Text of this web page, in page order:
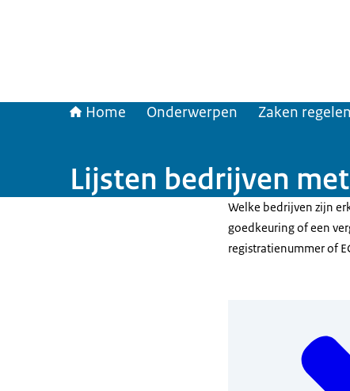
Home Onderwerpen Zaken regelen
Lijsten bedrijven
Welke bedrijven zijn
goedkeuring of een
registratienummer of